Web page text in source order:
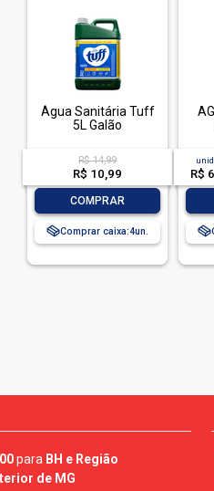
Água Sanitária Tuff
5L Galão
R$ 14,99
R$ 10,99
COMPRAR
Comprar caixa:4
R$
para BH e Região
de MG